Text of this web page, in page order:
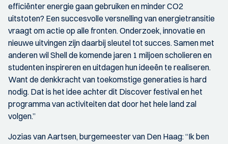
efficiënter energie gaan gebruiken en minder CO2
uitstoten? Een succesvolle versnelling van energietransitie
vraagt om actie op alle fronten. Onderzoek, innovatie en
nieuwe uitvingen zijn daarbij sleutel tot succes. Samen met
anderen wil Shell de komende jaren 1 miljoen scholieren en
studenten inspireren en uitdagen hun ideeën te realiseren.
Want de denkkracht van toekomstige generaties is hard
nodig. Dat is het idee achter dit Discover festival en het
programma van activiteiten dat door het hele land zal
volgen.”
Jozias van Aartsen, burgemeester van Den Haag: “Ik ben